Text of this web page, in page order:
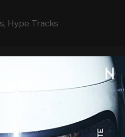
, Hype Tracks